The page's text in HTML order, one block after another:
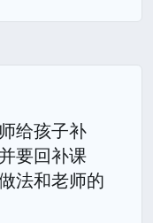
给孩子补
要回补课
法和老师的